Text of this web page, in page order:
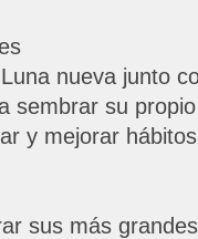
nueva junto
sembrar su
y mejorar
sus más